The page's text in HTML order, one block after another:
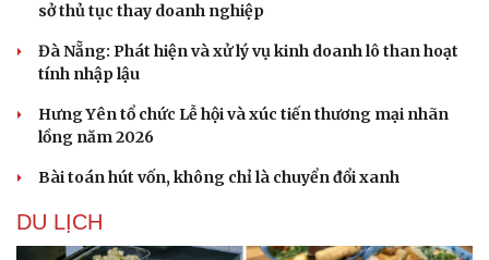
Phòng mạch online
sở thủ tục thay doanh nghiệp
Đà Nẵng: Phát hiện và xử lý vụ kinh doanh lô than hoạt
tính nhập lậu
Hưng Yên tổ chức Lễ hội và xúc tiến thương mại nhãn
lồng năm 2026
Bài toán hút vốn, không chỉ là chuyển đổi xanh
DU LỊCH